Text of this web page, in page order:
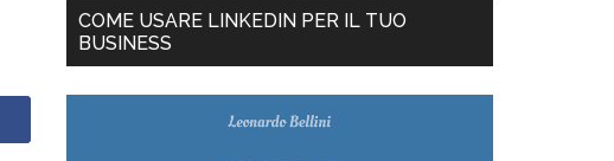
COME USARE LINKEDIN PER IL TUO
BUSINESS